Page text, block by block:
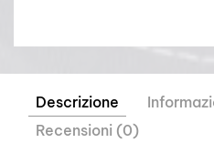
Descrizione
Recensioni (0)